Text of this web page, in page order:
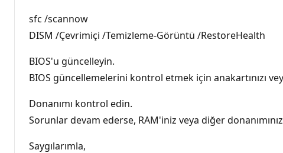
sfc /scannow
DISM /Çevrimiçi /Temizleme-Görüntü /RestoreHealth
BIOS'u güncelleyin.
BIOS güncellemelerini kontrol etmek için anakartınızı
Donanımı kontrol edin.
Sorunlar devam ederse, RAM'iniz veya diğer
Saygılarımla,